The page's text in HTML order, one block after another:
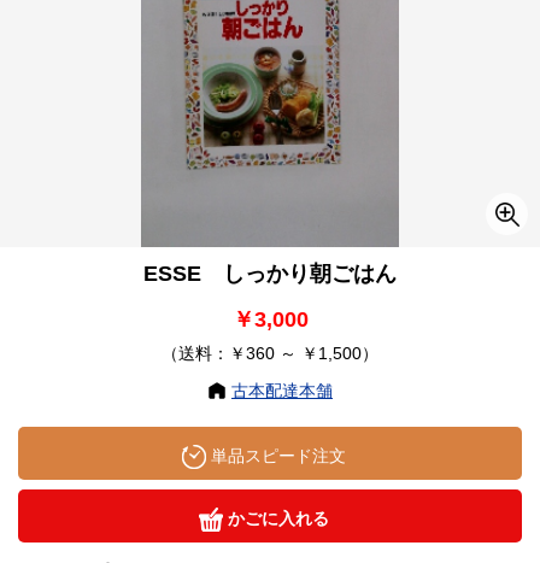
ESSE しっかり朝ごはん
￥3,000
（送料：￥360 ～ ￥1,500）
古本配達本舗
単品スピード注文
かごに入れる